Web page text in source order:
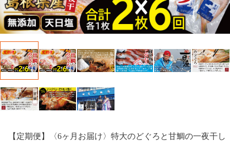
【定期便】〈6ヶ月お届け〉特大のどぐろと甘鯛の一夜干し